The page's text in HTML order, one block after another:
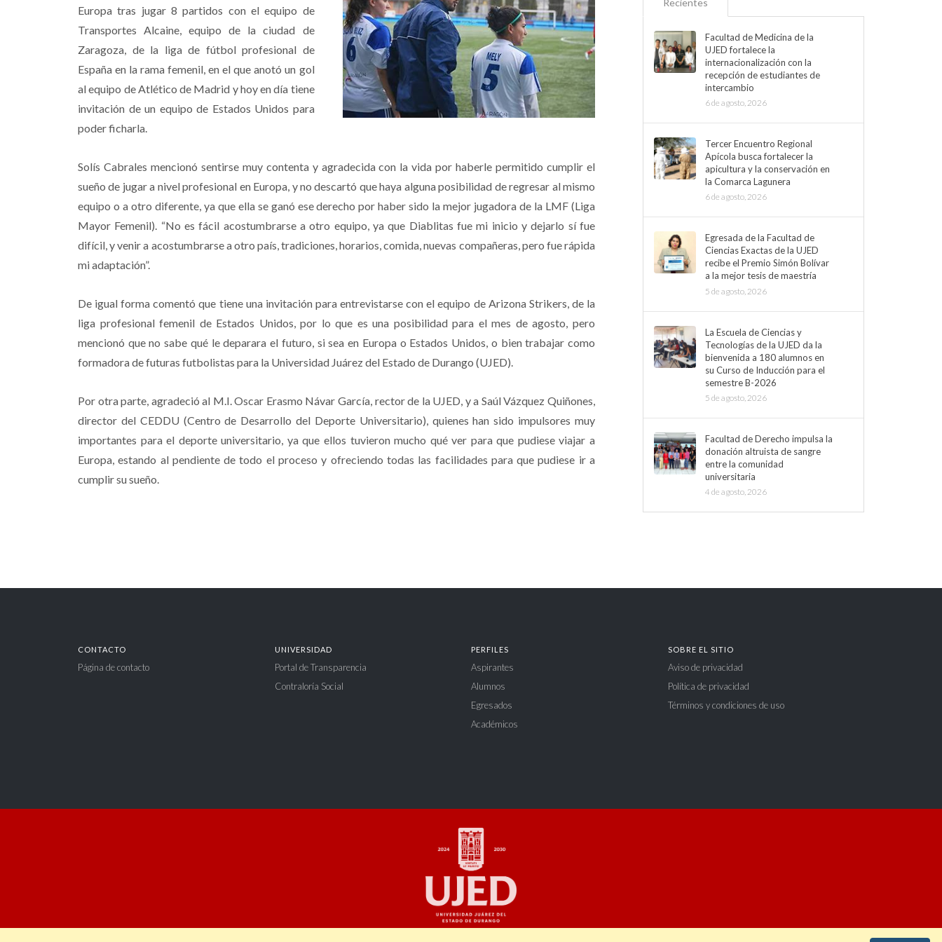
Europa tras jugar 8 partidos con el equipo de
Transportes Alcaine, equipo de la ciudad de
Zaragoza, de la liga de fútbol profesional de
España en la rama femenil, en el que anotó un gol
al equipo de Atlético de Madrid y hoy en día tiene
invitación de un equipo de Estados Unidos para
poder ficharla.
Solís Cabrales mencionó sentirse muy contenta y agradecida con la vida por haberle permitido cumplir el
sueño de jugar a nivel profesional en Europa, y no descartó que haya alguna posibilidad de regresar al mismo
equipo o a otro diferente, ya que ella se ganó ese derecho por haber sido la mejor jugadora de la LMF (Liga
Mayor Femenil). “No es fácil acostumbrarse a otro equipo, ya que Diablitas fue mi inicio y dejarlo sí fue
difícil, y venir a acostumbrarse a otro país, tradiciones, horarios, comida, nuevas compañeras, pero fue rápida
mi adaptación”.
De igual forma comentó que tiene una invitación para entrevistarse con el equipo de Arizona Strikers, de la
liga profesional femenil de Estados Unidos, por lo que es una posibilidad para el mes de agosto, pero
mencionó que no sabe qué le deparara el futuro, si sea en Europa o Estados Unidos, o bien trabajar como
formadora de futuras futbolistas para la Universidad Juárez del Estado de Durango (UJED).
Por otra parte, agradeció al M.I. Oscar Erasmo Návar García, rector de la UJED, y a Saúl Vázquez Quiñones,
director del CEDDU (Centro de Desarrollo del Deporte Universitario), quienes han sido impulsores muy
importantes para el deporte universitario, ya que ellos tuvieron mucho qué ver para que pudiese viajar a
Europa, estando al pendiente de todo el proceso y ofreciendo todas las facilidades para que pudiese ir a
cumplir su sueño.
Recientes
Facultad de Medicina de la
UJED fortalece la
internacionalización con la
recepción de estudiantes de
intercambio
6 de agosto, 2026
Tercer Encuentro Regional
Apícola busca fortalecer la
apicultura y la conservación en
la Comarca Lagunera
6 de agosto, 2026
Egresada de la Facultad de
Ciencias Exactas de la UJED
recibe el Premio Simón Bolívar
a la mejor tesis de maestría
5 de agosto, 2026
La Escuela de Ciencias y
Tecnologías de la UJED da la
bienvenida a 180 alumnos en
su Curso de Inducción para el
semestre B-2026
5 de agosto, 2026
Facultad de Derecho impulsa la
donación altruista de sangre
entre la comunidad
universitaria
4 de agosto, 2026
CONTACTO
Página de contacto
UNIVERSIDAD
Portal de Transparencia
Contraloría Social
PERFILES
Aspirantes
Alumnos
Egresados
Académicos
SOBRE EL SITIO
Aviso de privacidad
Política de privacidad
Términos y condiciones de uso